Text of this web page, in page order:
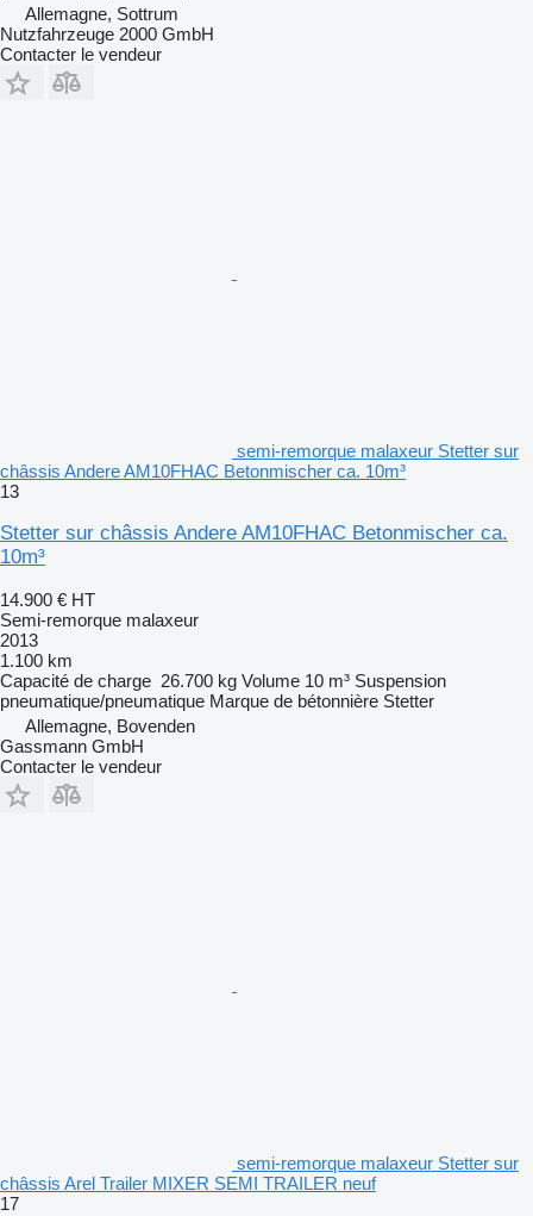
Allemagne, Sottrum
Nutzfahrzeuge 2000 GmbH
Contacter le vendeur
semi-remorque malaxeur Stetter sur
châssis Andere AM10FHAC Betonmischer ca. 10m³
13
Stetter sur châssis Andere AM10FHAC Betonmischer ca.
10m³
14.900 € HT
Semi-remorque malaxeur
2013
1.100 km
Capacité de charge 26.700 kg Volume 10 m³ Suspension
pneumatique/pneumatique Marque de bétonnière Stetter
Allemagne, Bovenden
Gassmann GmbH
Contacter le vendeur
semi-remorque malaxeur Stetter sur
châssis Arel Trailer MIXER SEMI TRAILER neuf
17